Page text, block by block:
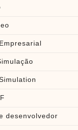
desenvolvedor